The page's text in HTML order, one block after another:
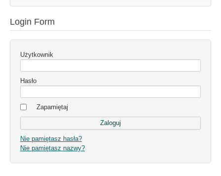
Login Form
Użytkownik
Hasło
Zapamiętaj
Nie pamiętasz hasła?
Nie pamiętasz nazwy?